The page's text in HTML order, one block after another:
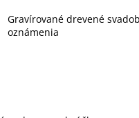
Gravírované drevené
oznámenia